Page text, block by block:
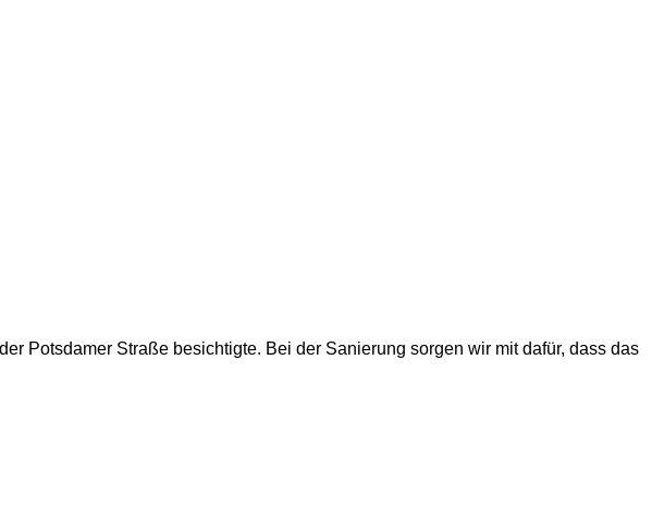
Potsdamer Straße besichtigte. Bei der Sanierung sorgen wir mit dafür, dass das